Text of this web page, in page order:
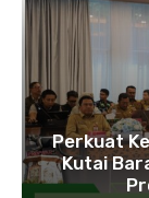
Perkuat
Kutai